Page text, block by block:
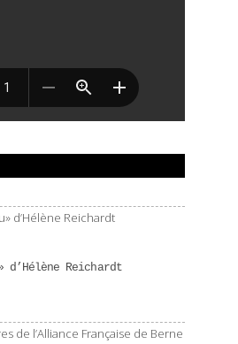
d’Hélène Reichardt